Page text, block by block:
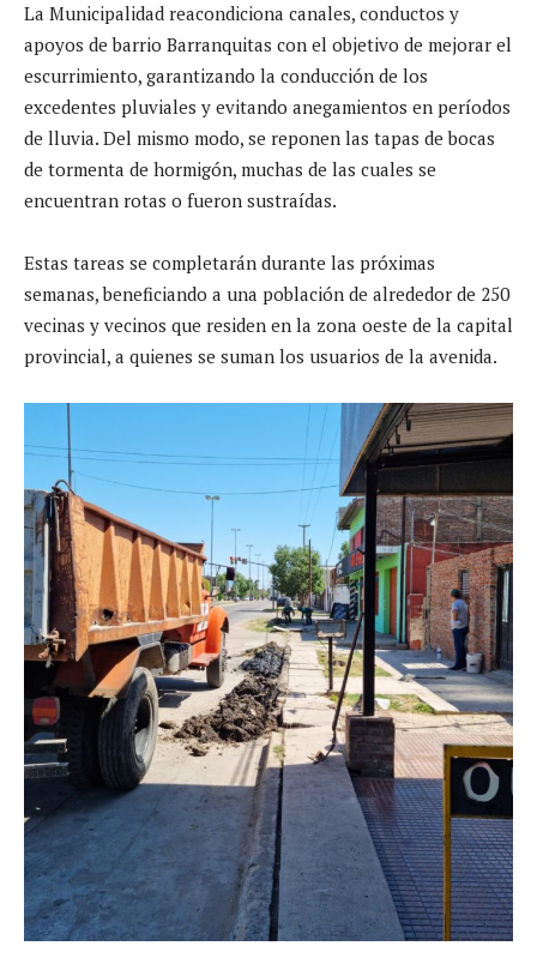
La Municipalidad reacondiciona canales, conductos y
apoyos de barrio Barranquitas con el objetivo de mejorar el
escurrimiento, garantizando la conducción de los
excedentes pluviales y evitando anegamientos en períodos
de lluvia. Del mismo modo, se reponen las tapas de bocas
de tormenta de hormigón, muchas de las cuales se
encuentran rotas o fueron sustraídas.
Estas tareas se completarán durante las próximas
semanas, beneficiando a una población de alrededor de 250
vecinas y vecinos que residen en la zona oeste de la capital
provincial, a quienes se suman los usuarios de la avenida.